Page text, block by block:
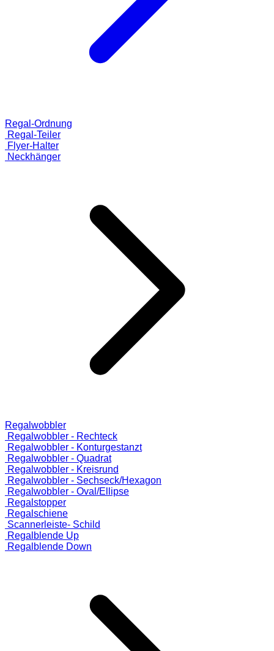
Regal-Ordnung
Regal-Teiler
Flyer-Halter
Neckhänger
Regalwobbler
Regalwobbler - Rechteck
Regalwobbler - Konturgestanzt
Regalwobbler - Quadrat
Regalwobbler - Kreisrund
Regalwobbler - Sechseck/Hexagon
Regalwobbler - Oval/Ellipse
Regalstopper
Regalschiene
Scannerleiste- Schild
Regalblende Up
Regalblende Down